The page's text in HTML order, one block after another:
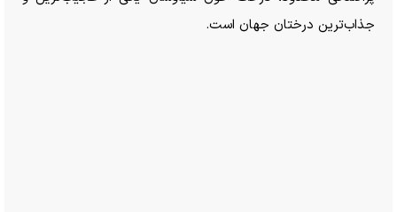
جذاب‌ترین درختان جهان است.